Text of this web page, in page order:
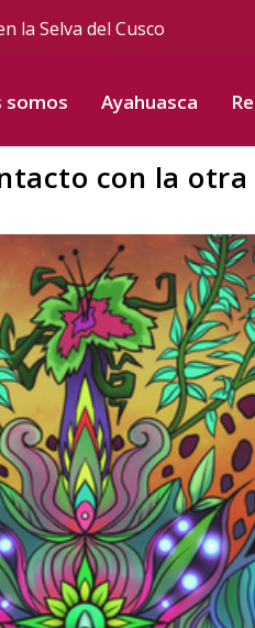
la Selva del Cusco
somos Ayahuasca
con la